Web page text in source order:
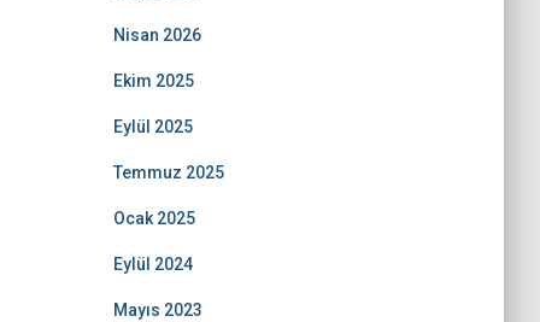
Nisan 2026
Ekim 2025
Eylül 2025
Temmuz 2025
Ocak 2025
Eylül 2024
Mayıs 2023